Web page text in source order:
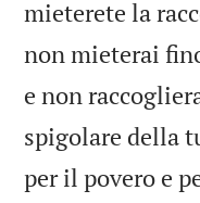
mieterete la
non mieterai
e non
spigolare della
per il povero e